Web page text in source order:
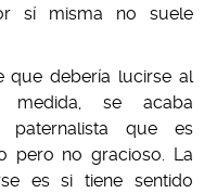
sí misma no suele
que debería lucirse al
se acaba
que es
pero no gracioso. La
es si tiene sentido